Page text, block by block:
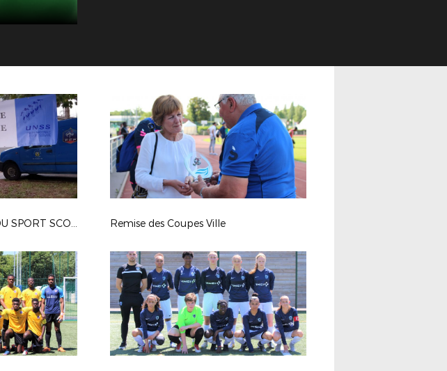
JOURNÉE NATIONALE DU SPORT SCOLAIRE Remise des Coupes Ville